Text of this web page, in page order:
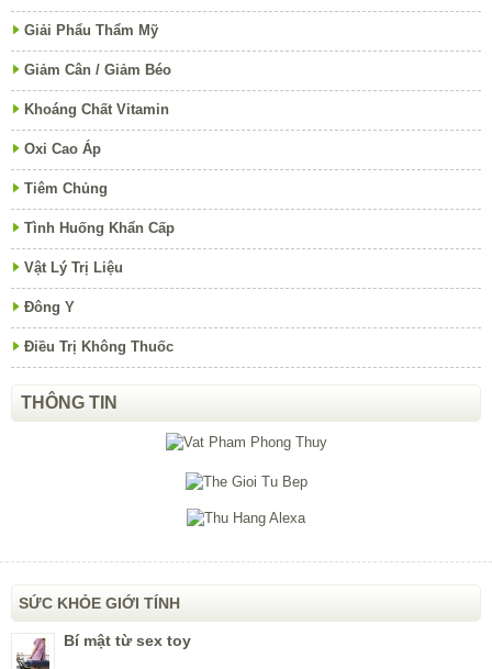
Giải Phẩu Thẩm Mỹ
Giảm Cân / Giảm Béo
Khoáng Chất Vitamin
Oxi Cao Áp
Tiêm Chủng
Tình Huống Khẩn Cấp
Vật Lý Trị Liệu
Đông Y
Điều Trị Không Thuốc
THÔNG TIN
SỨC KHỎE GIỚI TÍNH
Bí mật từ sex toy